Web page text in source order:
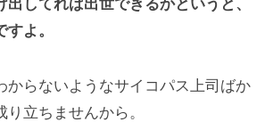
よ。
からないようなサイコパス上司ばか
立ちませんから。